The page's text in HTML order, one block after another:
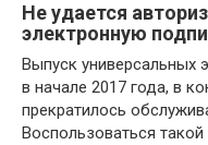
Не удается
электронную
Выпуск универсальных
в начале 2017 года, в
прекратилось
Воспользоваться такой